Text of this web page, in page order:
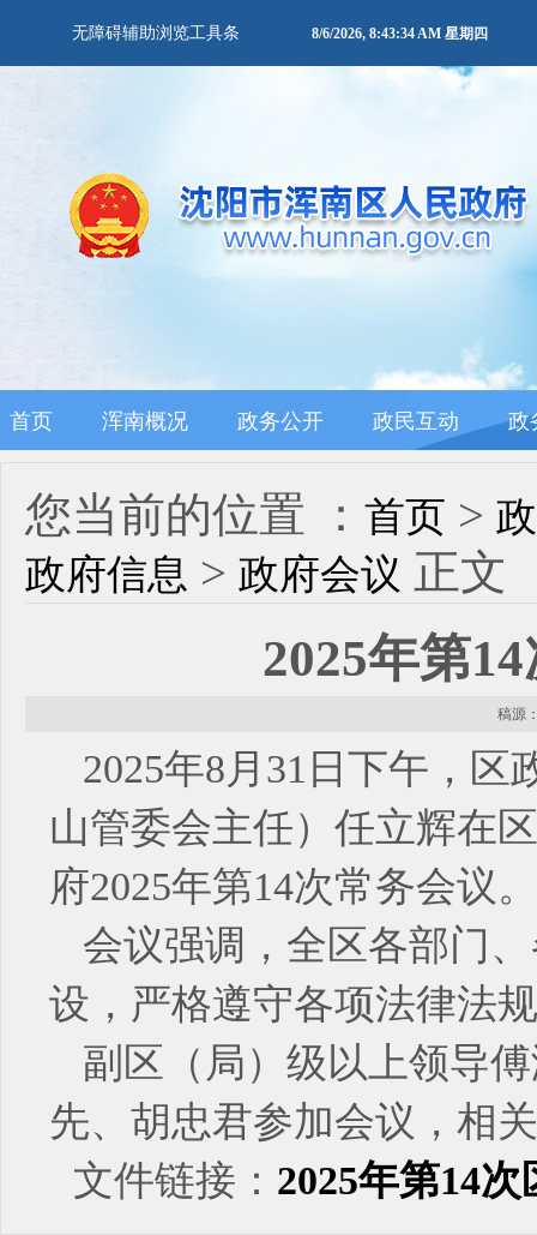
无障碍辅助浏览工具条 8/6/2026, 8:43:34 AM 星期四
首页 浑南概况 政务公开 政民互动 政
您当前的位置 ： 首页 >
政府信息 > 政府会议 正文
2025年第
稿源
2025年8月31日下午，
山管委会主任）任立辉在
府2025年第14次常务会议。
会议强调，全区各部门
设，严格遵守各项法律法
副区（局）级以上领导
先、胡忠君参加会议，相
文件链接： 2025年第14